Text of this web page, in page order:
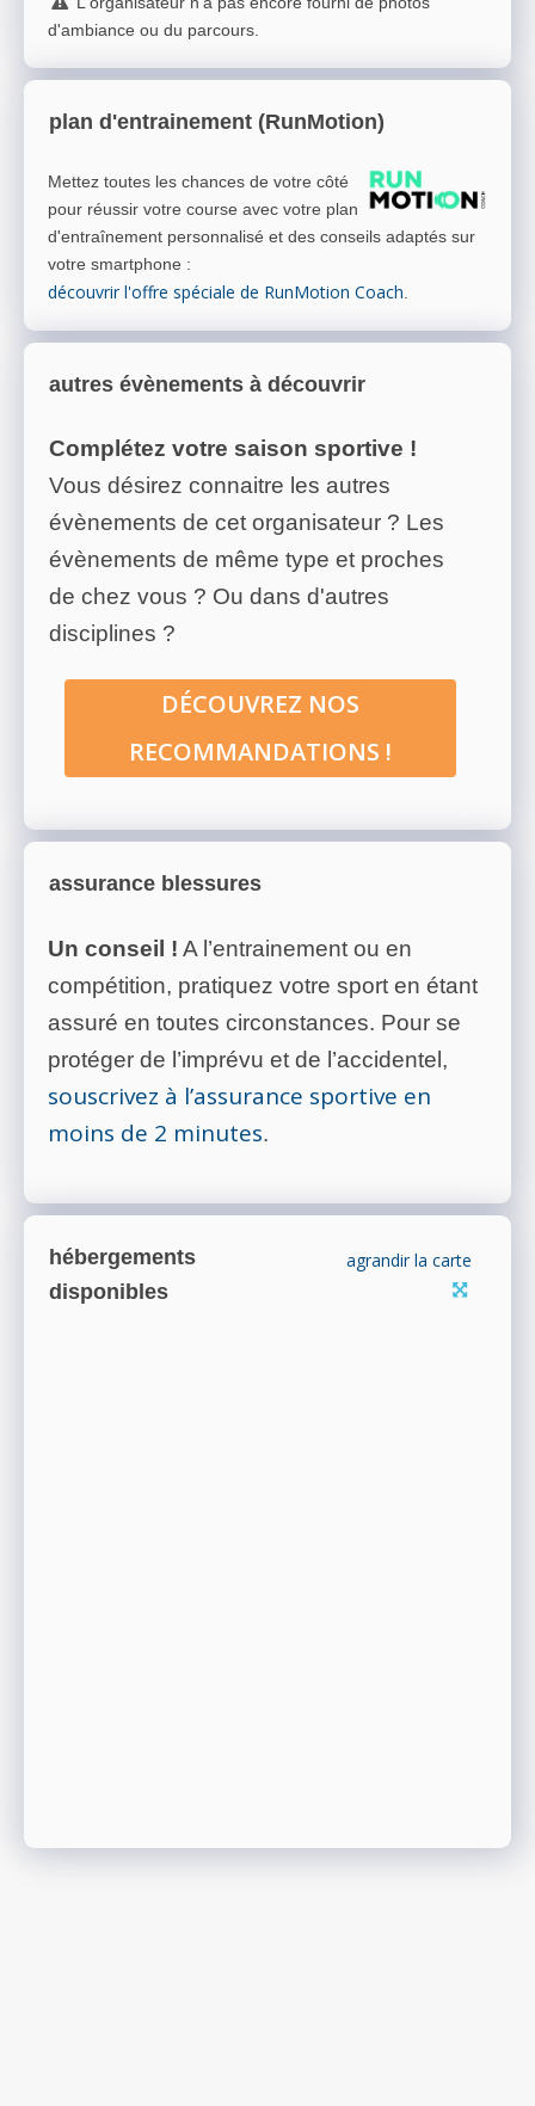
d'ambiance ou du parcours.
plan d'entrainement (RunMotion)
Mettez toutes les chances de votre côté
pour réussir votre course avec votre plan
d'entraînement personnalisé et des conseils adaptés sur
votre smartphone :
découvrir l'offre spéciale de RunMotion Coach.
autres évènements à découvrir
Complétez votre saison sportive !
Vous désirez connaitre les autres
évènements de cet organisateur ? Les
évènements de même type et proches
de chez vous ? Ou dans d'autres
disciplines ?
DÉCOUVREZ NOS
RECOMMANDATIONS !
assurance blessures
Un conseil ! A l’entrainement ou en
compétition, pratiquez votre sport en étant
assuré en toutes circonstances. Pour se
protéger de l’imprévu et de l’accidentel,
souscrivez à l’assurance sportive en
moins de 2 minutes.
hébergements
disponibles
agrandir la carte